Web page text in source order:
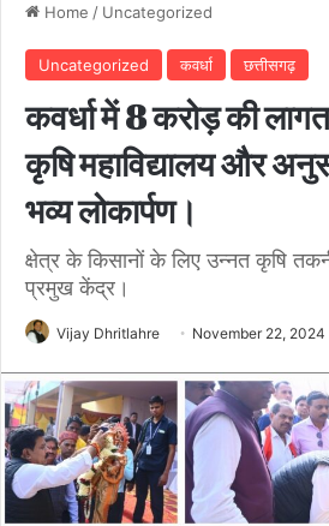
Home / Uncategorized
Uncategorized कवर्धा छत्तीसगढ़
कवर्धा में 8 करोड़ की
कृषि महाविद्यालय और
भव्य लोकार्पण।
क्षेत्र के किसानों के लिए उन्नत कृषि
प्रमुख केंद्र।
Vijay Dhritlahre November 22, 2024